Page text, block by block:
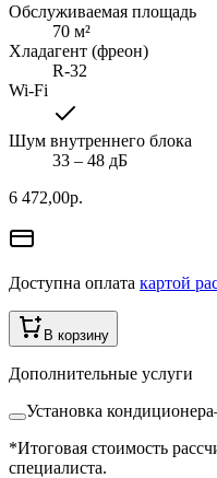
Обслуживаемая площадь
70 м²
Хладагент (фреон)
R-32
Wi-Fi
Шум внутреннего блока
33 ‒ 48 дБ
6 472,00р.
Доступна оплата картой
В корзину
Дополнительные услуги
Установка кондиционера
*Итоговая стоимость
специалиста.